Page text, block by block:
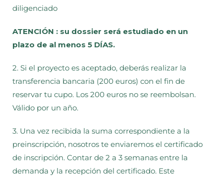
diligenciado
ATENCIÓN : su dossier será estudiado en un
plazo de al menos 5 DÍAS.
2. Si el proyecto es aceptado, deberás realizar la
transferencia bancaria (200 euros) con el fin de
reservar tu cupo. Los 200 euros no se reembolsan.
Válido por un año.
3. Una vez recibida la suma correspondiente a la
preinscripción, nosotros te enviaremos el certificado
de inscripción. Contar de 2 a 3 semanas entre la
demanda y la recepción del certificado. Este